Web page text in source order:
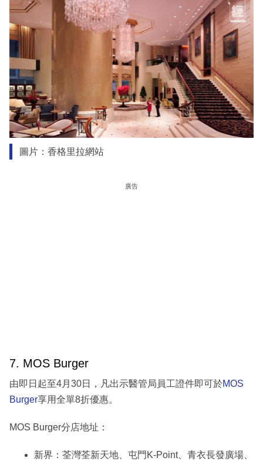
圖片：香格里拉網站
廣告
7. MOS Burger
由即日起至4月30日，凡出示醫管局員工證件即可於MOS
Burger享用全單8折優惠。
MOS Burger分店地址：
新界：荃灣荃新天地、屯門K-Point、青衣長發廣場、